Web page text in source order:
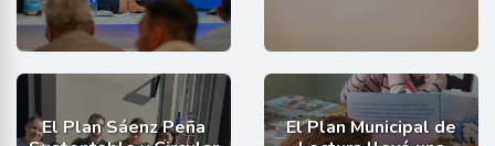
El Plan Sáenz Peña
El Plan Municipal de